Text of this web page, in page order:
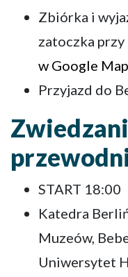
Zbiórka i
zatoczka
w Google
Przyjazd do
START 18:00
Katedra
Muzeów,
Uniwersytet